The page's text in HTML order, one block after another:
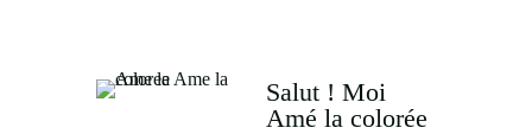
Salut ! Moi
Amé la colorée